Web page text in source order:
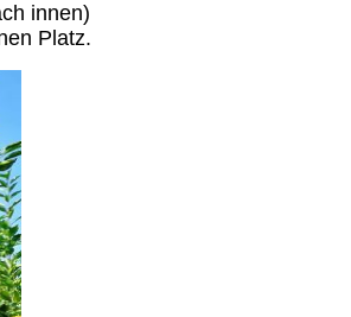
innen)
Platz.